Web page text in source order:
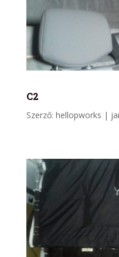
C2
Szerző: hellopworks |